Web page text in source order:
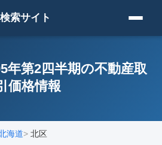
索サイト
年第2四半期の不動産取
価格情報
海道 北区